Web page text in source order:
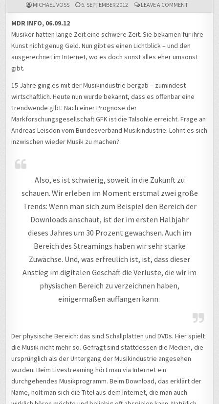
MICHAEL VOSS 6. SEPTEMBER 2012 LEAVE A COMMENTON
MUSIK
WIEDER
MDR INFO, 06.09.12
Musiker hatten lange Zeit eine schwere Zeit. Sie bekamen für ihre
Kunst nicht genug Geld. Nun gibt es einen Lichtblick – und den
ausgerechnet im Internet, wo es doch sonst alles eher umsonst
gibt.
15 Jahre ging es mit der Musikindustrie bergab – zumindest
wirtschaftlich. Heute nun wurde bekannt, dass es offenbar eine
Trendwende gibt. Nach einer Prognose der
Markforschungsgesellschaft GFK ist die Talsohle erreicht. Frage an
Andreas Leisdon vom Bundesverband Musikindustrie: Lohnt es sich
inzwischen wieder Musik zu machen?
Also, es ist schwierig, soweit in die Zukunft zu
schauen. Wir erleben im Moment erstmal zwei große
Trends: Wenn man sich zum Beispiel den Bereich der
Downloads anschaut, ist der im ersten Halbjahr
dieses Jahres um 30 Prozent gewachsen. Auch im
Bereich des Streamings haben wir sehr starke
Zuwächse. Und, was erfreulich ist, ist, dass dieser
Anstieg im digitalen Geschäft die Verluste, die wir im
physischen Bereich zu verzeichnen haben,
einigermaßen auffangen kann.
Der physische Bereich: das sind Schallplatten und DVDs. Hier spielt
die Musik nicht mehr so. Gefragt sind stattdessen die Medien, die
ursprünglich als der Untergang der Musikindustrie angesehen
wurden. Beim Livestreaming hört man via Internet ein
durchgehendes Musikprogramm. Beim Download, das erklärt der
Name, holt man sich die Titel aus dem Internet, die man auch